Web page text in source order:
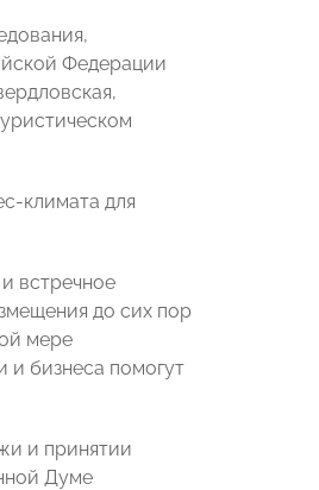
Федерации
климата для
встречное
до сих пор
мере
и бизнеса помогут
и принятии
Думе